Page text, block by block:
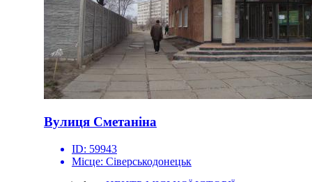
Вулиця Сметаніна
ID: 59943
Місце: Сіверськодонецьк